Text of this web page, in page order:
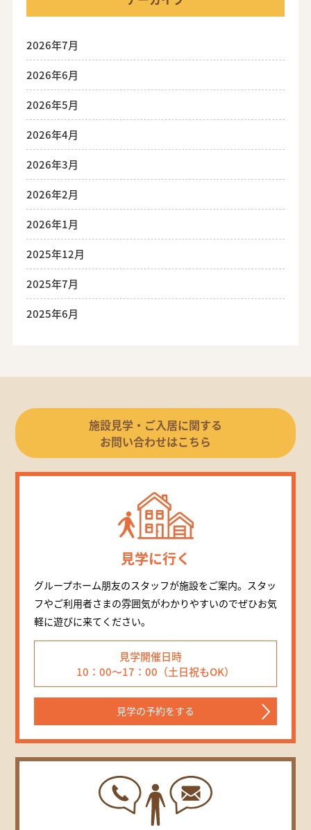
2026年7月
2026年6月
2026年5月
2026年4月
2026年3月
2026年2月
2026年1月
2025年12月
2025年7月
2025年6月
施設見学・ご入居に関する
お問い合わせはこちら
見学に行く
グループホーム朋友のスタッフが施設をご案内。スタッ
フやご利用者さまの雰囲気がわかりやすいのでぜひお気
軽に遊びに来てください。
見学開催日時
10：00～17：00（土日祝もOK）
見学の予約をする